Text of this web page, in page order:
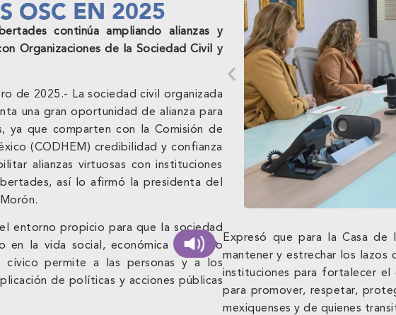
OSC EN 2025
continúa ampliando alianzas y
Organizaciones de la Sociedad Civil y
de 2025.- La sociedad civil organizada
una gran oportunidad de alianza para
ya que comparten con la Comisión de
(CODHEM) credibilidad y confianza
alianzas virtuosas con instituciones
así lo afirmó la presidenta del
entorno propicio para que la sociedad
en la vida social, económica e incluso
cívico permite a las personas y a los
de políticas y acciones públicas
Expresó que para la Casa de
mantener y estrechar los lazos
instituciones para fortalecer el
para promover, respetar,
mexiquenses y de quienes